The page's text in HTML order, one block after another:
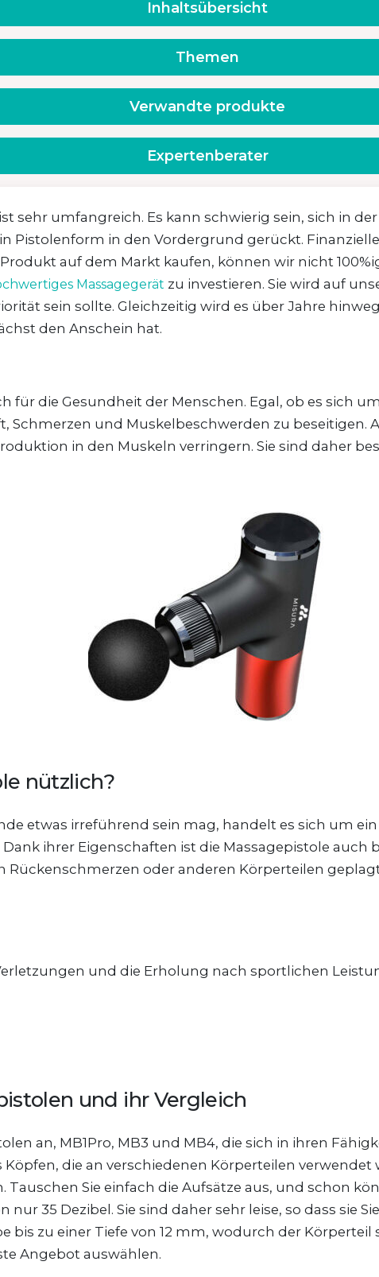
sehr umfangreich. Es kann schwierig sein, sich in
Pistolenform in den Vordergrund gerückt.
auf dem Markt kaufen, können wir nicht
Massagegerät zu investieren. Sie wird auf
sein sollte. Gleichzeitig wird es über Jahre
den Anschein hat.
für die Gesundheit der Menschen. Egal, ob es sich um
Schmerzen und Muskelbeschwerden zu beseitigen.
in den Muskeln verringern. Sie sind daher
nützlich?
etwas irreführend sein mag, handelt es sich um
ihrer Eigenschaften ist die Massagepistole
Rückenschmerzen oder anderen Körperteilen
und die Erholung nach sportlichen
und ihr Vergleich
an, MB1Pro, MB3 und MB4, die sich in ihren
die an verschiedenen Körperteilen
Tauschen Sie einfach die Aufsätze aus, und schon
nur 35 Dezibel. Sie sind daher sehr leise, so dass sie
bis zu einer Tiefe von 12 mm, wodurch der
Angebot auswählen.
Inhaltsübersicht
Themen
Verwandte produkte
Expertenberater